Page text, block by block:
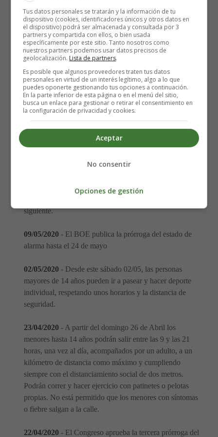
-Cataluña. El Camp de Tarragona, las Terres de l'Ebre y
Arán-Alt Pirineu.
-Comunidad Valenciana. 1 de Castellón (Vinarós), 3 de
Valencia (Requena, Xàtiva-Ontinyent y Gandia) y 6 de
Alicante (Alcoy, Dénia, La Marina Baixa, Elda, Orihuela
y Torrevieja). La Generalitat pidió que pasara toda la
región.
-Extremadura.
-Galicia.
-Navarra.
-Comunidad de Madrid. Sigue en la fase 0, a pesar de
siguiente.
09/05/2020 - El BOE publica la prórroga del estado de
alarma hasta el 24 de mayo
02/05/2020 - Desde este sábado 02/05, las personas
mayores de 14 años pueden ir a pasear y hacer deporte
individual, respetando unos horarios y la distancia de
seguridad.
23/04/2020 - A partir del domingo 26 de Abril los
menores hasta 14 años podrán salir entre las 9 y las 21
horas, una vez al día, acompañados por un adulto, a un
kilómetro de distancia como máximo y cumpliendo
siempre con el distanciamiento social de dos metros.
Podrán correr y hacer ejercicio con patinetes o pelotas
propias. No está permitido que los menores con síntomas
o fiebre salgan a la calle.
22/04/2020 - El Congreso aprueba la tercera prórroga del
Tus datos personales se tratarán y la información de tu
dispositivo (cookies, identificadores únicos y otros datos en
el dispositivo) podrá ser almacenada y consultada por 3
partners y compartida con ellos, o bien usada
específicamente por este sitio. Tanto nosotros como
nuestros partners podemos usar datos precisos de
geolocalización. Lista de partners.
Es posible que algunos proveedores traten tus datos
personales en virtud de un interés legítimo, algo a lo que
puedes oponerte gestionando tus opciones a continuación.
En la parte inferior de esta página o en el menú del sitio,
busca un enlace para gestionar o retirar el consentimiento en
la configuración de privacidad y cookies.
Aceptar
No consentir
Opciones de gestión